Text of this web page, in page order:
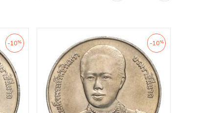
-10% -10%